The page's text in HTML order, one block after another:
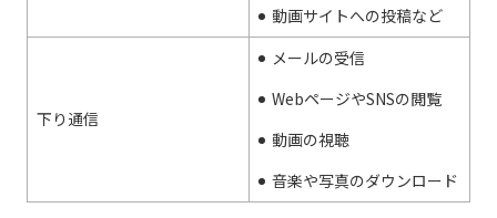
動画サイトへの投稿など
下り通信
メールの受信
WebページやSNSの閲覧
動画の視聴
音楽や写真のダウンロード